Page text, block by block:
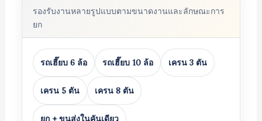
รองรับงานหลายรูปแบบตามขนาดงานและลักษณะการ
ยก
รถเฮี๊ยบ 6 ล้อ รถเฮี๊ยบ 10 ล้อ เครน 3 ตัน
เครน 5 ตัน เครน 8 ตัน
ยก + ขนส่งในคันเดียว